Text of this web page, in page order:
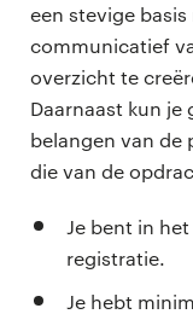
een stevige
communicatief
overzicht te
Daarnaast kun je
belangen van de
die van de
Je bent in
registratie.
Je hebt